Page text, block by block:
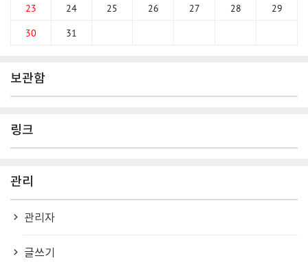
23
24 25 26 27 28
29
30
31
보관함
링크
관리
관리자
글쓰기